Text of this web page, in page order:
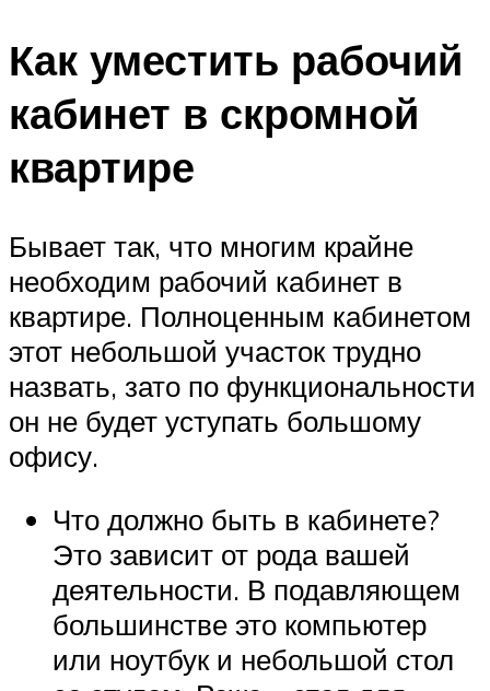
Как уместить рабочий
кабинет в скромной
квартире
Бывает так, что многим крайне
необходим рабочий кабинет в
квартире. Полноценным кабинетом
этот небольшой участок трудно
назвать, зато по функциональности
он не будет уступать большому
офису.
Что должно быть в кабинете?
Это зависит от рода вашей
деятельности. В подавляющем
большинстве это компьютер
или ноутбук и небольшой стол